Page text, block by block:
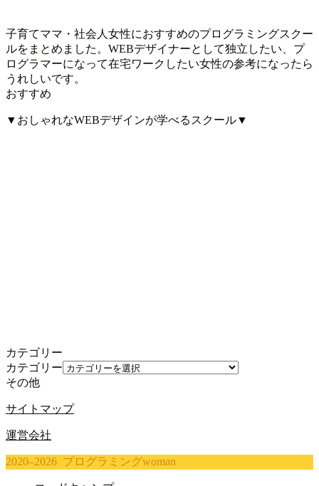
子育てママ・社会人女性におすすめのプログラミングスクー
ルをまとめました。WEBデザイナーとして独立したい、プ
ログラマーになって在宅ワークしたい女性の参考になったら
うれしいです。
おすすめ
▼おしゃれなWEBデザインが学べるスクール▼
カテゴリー
カテゴリー
その他
サイトマップ
運営会社
2020–2026 プログラミングwoman